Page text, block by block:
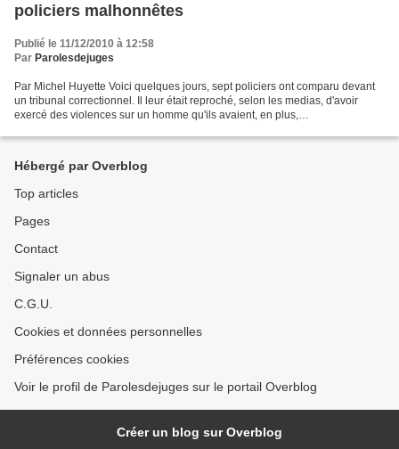
policiers malhonnêtes
Publié le 11/12/2010 à 12:58
Par Parolesdejuges
Par Michel Huyette Voici quelques jours, sept policiers ont comparu devant
un tribunal correctionnel. Il leur était reproché, selon les medias, d'avoir
exercé des violences sur un homme qu'ils avaient, en plus,
Hébergé par Overblog
Top articles
Pages
Contact
Signaler un abus
C.G.U.
Cookies et données personnelles
Préférences cookies
Voir le profil de Parolesdejuges sur le portail Overblog
Créer un blog sur Overblog